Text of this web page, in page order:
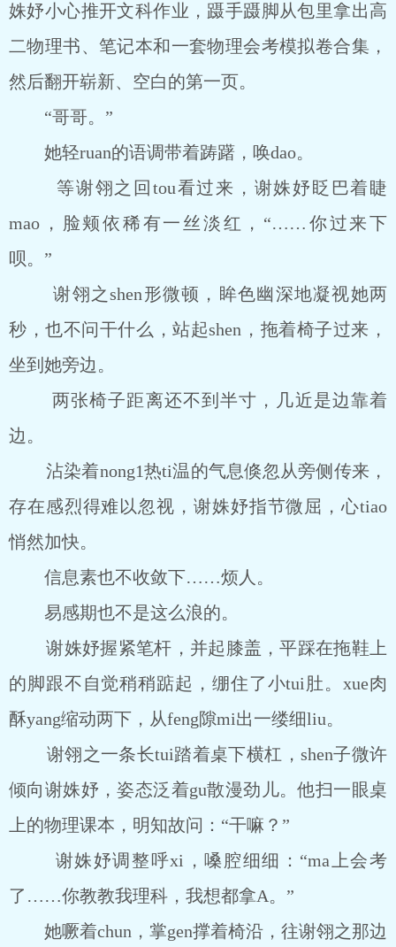
姝妤小心推开文科作业，蹑手蹑脚从包里拿出高
二物理书、笔记本和一套物理会考模拟卷合集，
然后翻开崭新、空白的第一页。
“哥哥。”
她轻ruan的语调带着踌躇，唤dao。
等谢翎之回tou看过来，谢姝妤眨巴着睫
mao，脸颊依稀有一丝淡红，“……你过来下
呗。”
谢翎之shen形微顿，眸色幽深地凝视她两
秒，也不问干什么，站起shen，拖着椅子过来，
坐到她旁边。
两张椅子距离还不到半寸，几近是边靠着
边。
沾染着nong1热ti温的气息倏忽从旁侧传来，
存在感烈得难以忽视，谢姝妤指节微屈，心tiao
悄然加快。
信息素也不收敛下……烦人。
易感期也不是这么浪的。
谢姝妤握紧笔杆，并起膝盖，平踩在拖鞋上
的脚跟不自觉稍稍踮起，绷住了小tui肚。xue肉
酥yang缩动两下，从feng隙mi出一缕细liu。
谢翎之一条长tui踏着桌下横杠，shen子微许
倾向谢姝妤，姿态泛着gu散漫劲儿。他扫一眼桌
上的物理课本，明知故问：“干嘛？”
谢姝妤调整呼xi，嗓腔细细：“ma上会考
了……你教教我理科，我想都拿A。”
她噘着chun，掌gen撑着椅沿，往谢翎之那边